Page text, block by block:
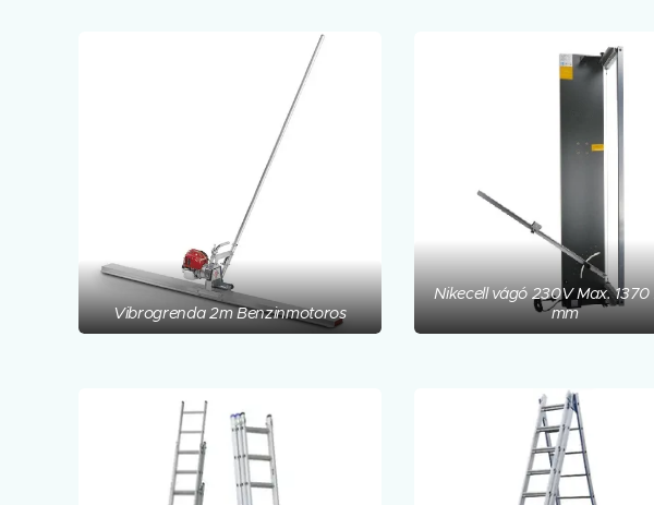
Vibrogrenda 2m Benzinmotoros
Nikecell vágó 230V Max.
mm